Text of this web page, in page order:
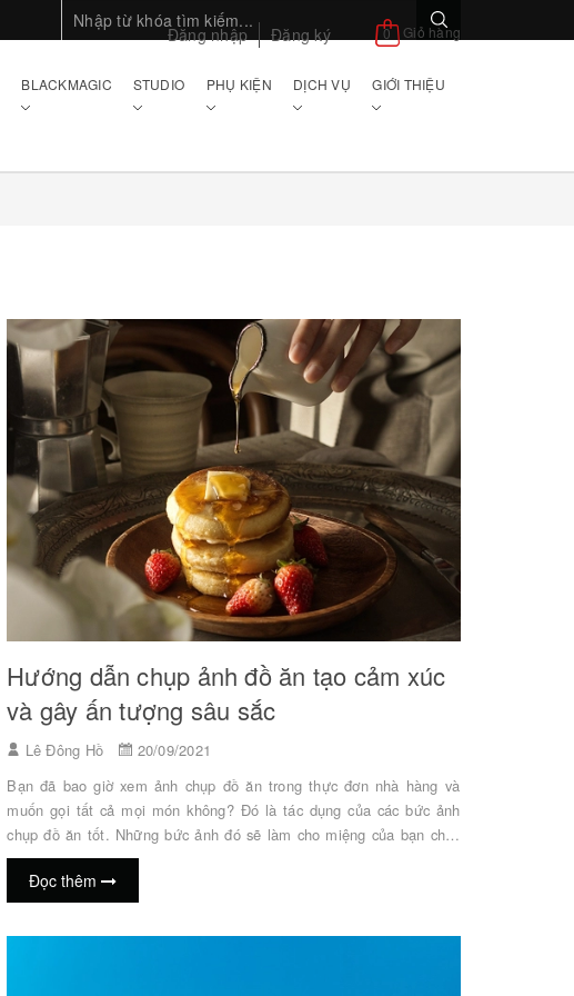
Đăng nhập Đăng ký 0 Giỏ hàng
BLACKMAGIC STUDIO PHỤ KIỆN DỊCH VỤ GIỚI THIỆU
Hướng dẫn chụp ảnh đồ ăn tạo cảm xúc
và gây ấn tượng sâu sắc
Lê Đông Hồ
20/09/2021
Bạn đã bao giờ xem ảnh chụp đồ ăn trong thực đơn nhà hàng và
muốn gọi tất cả mọi món không? Đó là tác dụng của các bức ảnh
chụp đồ ăn tốt. Những bức ảnh đó sẽ làm cho miệng của bạn chảy
nước, tự hỏi rằng món ăn trông hấp dẫn đó sẽ có hương vị như thế
nào. Vì vậy, bạn có thể làm gì để chụp được những bức ảnh này
mà không cần sử dụng thiết bị ưa thích? Chúng tôi đã đặt ra thách
thức cho nhiếp ảnh gia chụp món ăn, chụp một đĩa bánh kếp theo
Đọc thêm